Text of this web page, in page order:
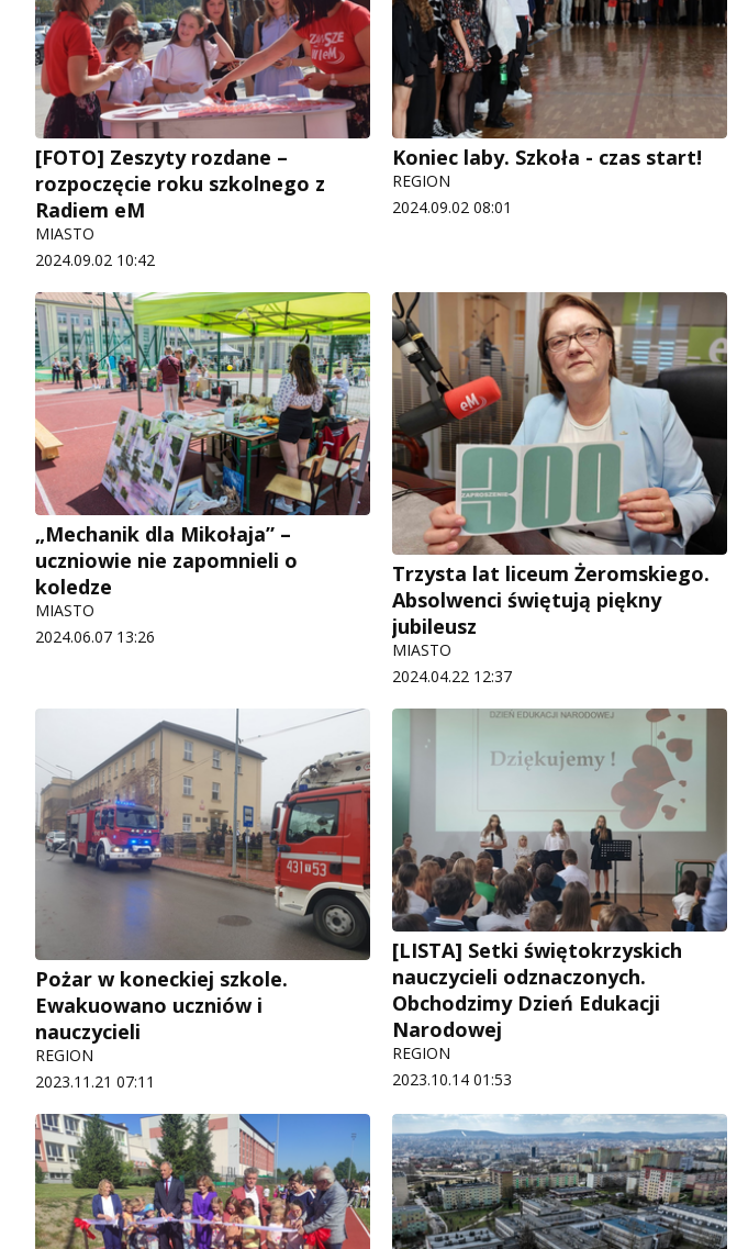
[FOTO] Zeszyty rozdane –
rozpoczęcie roku szkolnego z
Radiem eM
MIASTO
2024.09.02 10:42
Koniec laby. Szkoła - czas start!
REGION
2024.09.02 08:01
„Mechanik dla Mikołaja” –
uczniowie nie zapomnieli o
koledze
MIASTO
2024.06.07 13:26
Trzysta lat liceum Żeromskiego.
Absolwenci świętują piękny
jubileusz
MIASTO
2024.04.22 12:37
Pożar w koneckiej szkole.
Ewakuowano uczniów i
nauczycieli
REGION
2023.11.21 07:11
[LISTA] Setki świętokrzyskich
nauczycieli odznaczonych.
Obchodzimy Dzień Edukacji
Narodowej
REGION
2023.10.14 01:53